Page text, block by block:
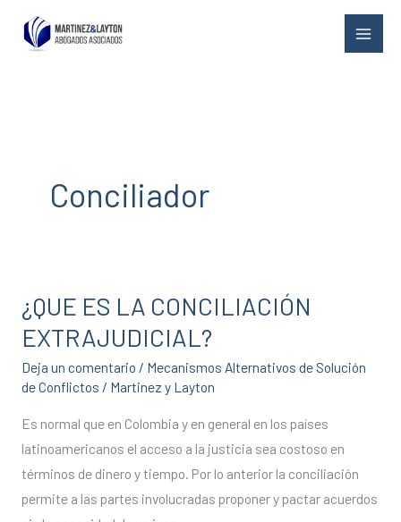
Conciliador
¿QUE ES LA CONCILIACIÓN
EXTRAJUDICIAL?
Deja un comentario / Mecanismos Alternativos de Solución
de Conflictos / Martinez y Layton
Es normal que en Colombia y en general en los países
latinoamericanos el acceso a la justicia sea costoso en
términos de dinero y tiempo. Por lo anterior la conciliación
permite a las partes involucradas proponer y pactar acuerdos
¿QUE
ES
LA
CONCILIACIÓN